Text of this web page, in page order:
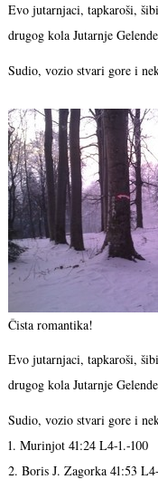
Evo jutarnjaci, tapkaroši,
drugog kola Jutarnje
Sudio, vozio stvari gore i
Čista romantika!
Evo jutarnjaci, tapkaroši,
drugog kola Jutarnje
Sudio, vozio stvari gore i
1. Murinjot 41:24 L4-1.-100
2. Boris J. Zagorka 41:53